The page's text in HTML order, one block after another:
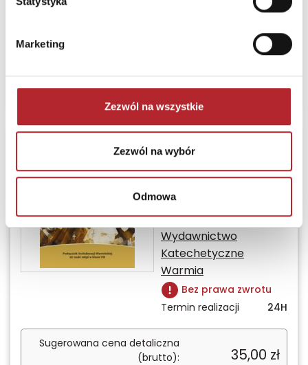
Marketing
Zezwól na wszystkie
Zezwól na wybór
Odmowa
Sugerowana cena detaliczna
35,00zł
Zaloguj się, żeby kupić
Religia Duch Święty
nas uświęca
Podręcznik dla klasy
VIII szkoły
podstawowej
Wydawnictwo
Katechetyczne
Warmia
Bez prawa zwrotu
Termin realizacji
24H
Sugerowana cena detaliczna
(brutto):
35,00 zł